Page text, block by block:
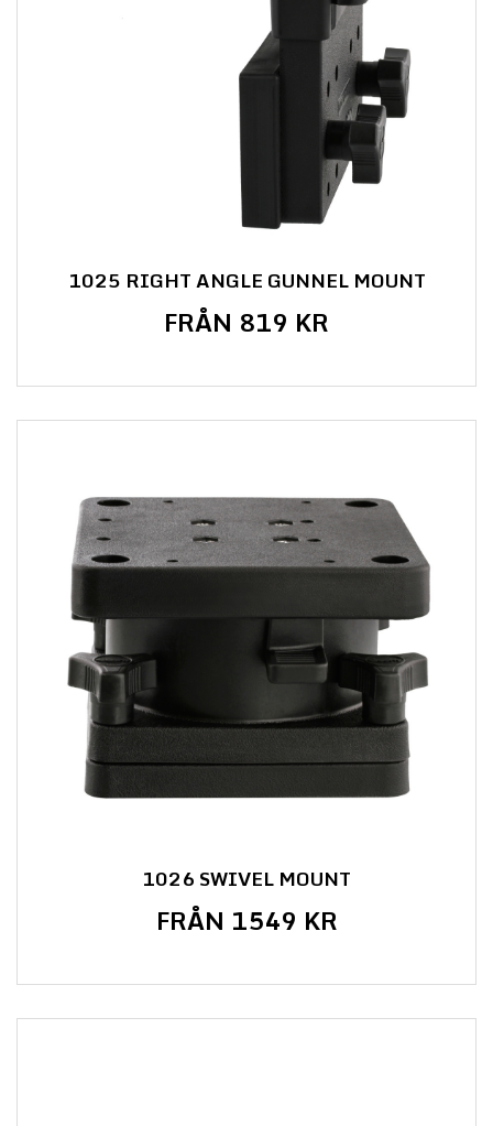
1025 RIGHT ANGLE GUNNEL MOUNT
FRÅN 819 KR
1026 SWIVEL MOUNT
FRÅN 1549 KR